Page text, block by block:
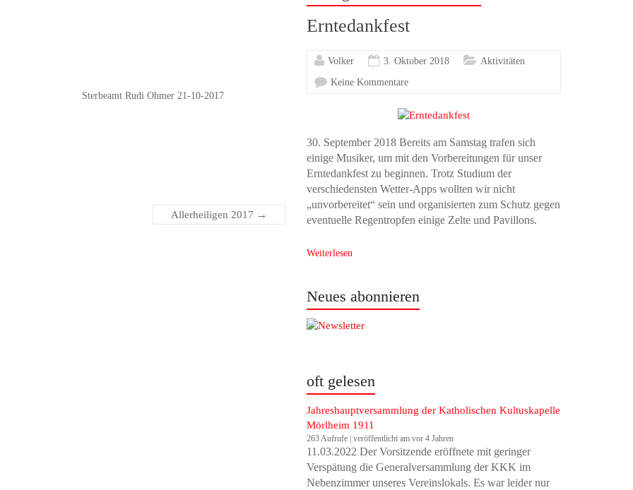
Sterbeamt Rudi Ohmer 21-10-2017
Allerheiligen 2017 →
Erntedankfest
Volker 3. Oktober 2018
Aktivitäten
Keine Kommentare
30. September 2018 Bereits am Samstag trafen sich
einige Musiker, um mit den Vorbereitungen für unser
Erntedankfest zu beginnen. Trotz Studium der
verschiedensten Wetter-Apps wollten wir nicht
„unvorbereitet“ sein und organisierten zum Schutz gegen
eventuelle Regentropfen einige Zelte und Pavillons.
Weiterlesen
Neues abonnieren
oft gelesen
Jahreshauptversammlung der Katholischen Kultuskapelle
Mörlheim 1911
263 Aufrufe |veröffentlicht am vor 4 Jahren
11.03.2022 Der Vorsitzende eröffnete mit geringer
Verspätung die Generalversammlung der KKK im
Nebenzimmer unseres Vereinslokals. Es war leider nur